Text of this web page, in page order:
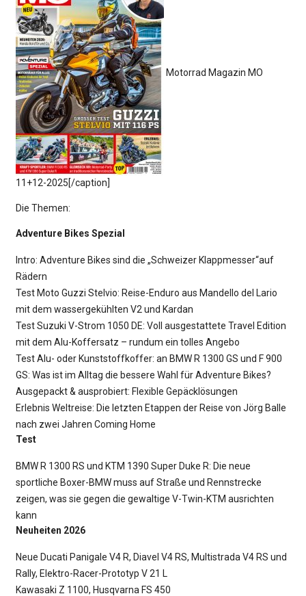
Motorrad Magazin MO
11+12-2025[/caption]
Die Themen:
Adventure Bikes Spezial
Intro: Adventure Bikes sind die „Schweizer Klappmesser“auf
Rädern
Test Moto Guzzi Stelvio: Reise-Enduro aus Mandello del Lario
mit dem wassergekühlten V2 und Kardan
Test Suzuki V-Strom 1050 DE: Voll ausgestattete Travel Edition
mit dem Alu-Koffersatz – rundum ein tolles Angebo
Test Alu- oder Kunststoffkoffer: an BMW R 1300 GS und F 900
GS: Was ist im Alltag die bessere Wahl für Adventure Bikes?
Ausgepackt & ausprobiert: Flexible Gepäcklösungen
Erlebnis Weltreise: Die letzten Etappen der Reise von Jörg Balle
nach zwei Jahren Coming Home
Test
BMW R 1300 RS und KTM 1390 Super Duke R: Die neue
sportliche Boxer-BMW muss auf Straße und Rennstrecke
zeigen, was sie gegen die gewaltige V-Twin-KTM ausrichten
kann
Neuheiten 2026
Neue Ducati Panigale V4 R, Diavel V4 RS, Multi­strada V4 RS und
Rally, Elektro-Racer-Prototyp V 21 L
Kawasaki Z 1100, ­Husqvarna FS 450